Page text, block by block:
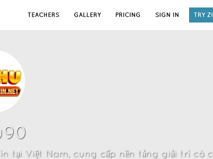
TEACHERS GALLERY PRICING SIGN IN TRY
tại Việt Nam, cung cấp nền tảng giải trí cá